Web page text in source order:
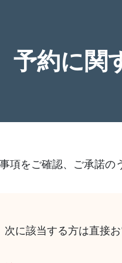
予約に関
項をご確認、ご承諾の
次に該当する方は直接